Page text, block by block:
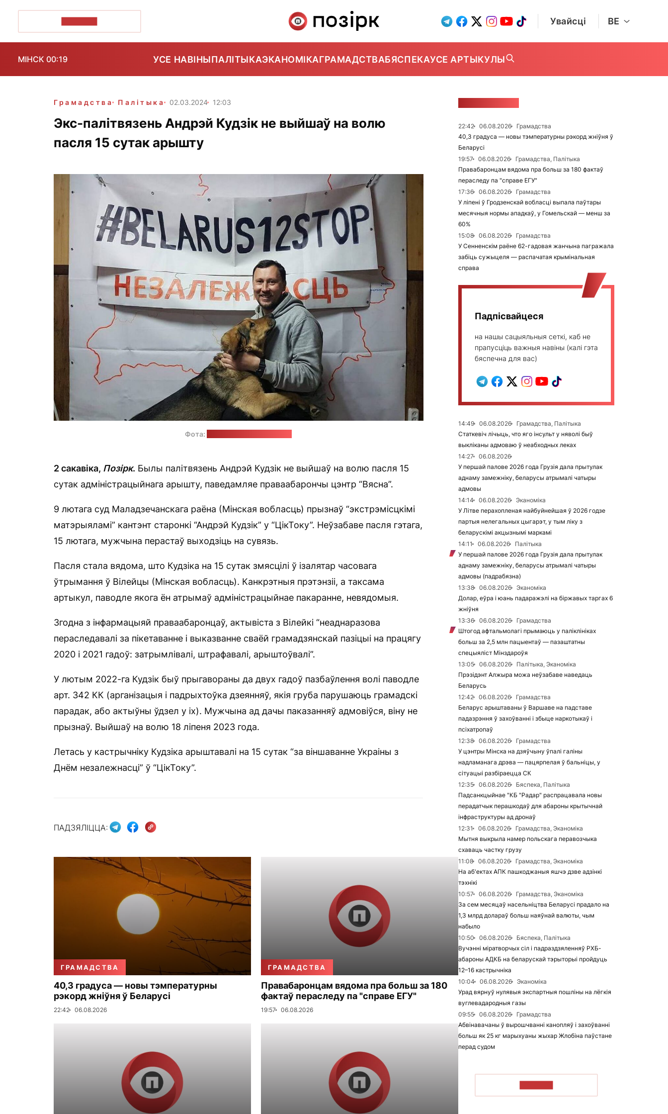
Увайсці BE
МІНСК 00:19 УСЕ НАВІНЫПАЛІТЫКАЭКАНОМІКАГРАМАДСТВАБЯСПЕКАУСЕ АРТЫКУЛЫ
Грамадства Палітыка 02.03.2024 12:03
Экс-палітвязень Андрэй Кудзік не выйшаў на волю
пасля 15 сутак арышту
Фота:
2 сакавіка, Позірк. Былы палітвязень Андрэй Кудзік не выйшаў на волю пасля 15
сутак адміністрацыйнага арышту, паведамляе праваабарончы цэнтр “Вясна”.
9 лютага суд Маладзечанскага раёна (Мінская вобласць) прызнаў “экстрэмісцкімі
матэрыяламі” кантэнт старонкі “Андрэй Кудзік” у “ЦікТоку”. Неўзабаве пасля гэтага,
15 лютага, мужчына перастаў выходзіць на сувязь.
Пасля стала вядома, што Кудзіка на 15 сутак змясцілі ў ізалятар часовага
ўтрымання ў Вілейцы (Мінская вобласць). Канкрэтныя прэтэнзіі, а таксама
артыкул, паводле якога ён атрымаў адміністрацыйнае пакаранне, невядомыя.
Згодна з інфармацыяй праваабаронцаў, актывіста з Вілейкі “неаднаразова
пераследавалі за пікетаванне і выказванне сваёй грамадзянскай пазіцыі на працягу
2020 і 2021 гадоў: затрымлівалі, штрафавалі, арыштоўвалі”.
У лютым 2022-га Кудзік быў прыгавораны да двух гадоў пазбаўлення волі паводле
арт. 342 КК (арганізацыя і падрыхтоўка дзеянняў, якія груба парушаюць грамадскі
парадак, або актыўны ўдзел у іх). Мужчына ад дачы паказанняў адмовіўся, віну не
прызнаў. Выйшаў на волю 18 ліпеня 2023 года.
Летась у кастрычніку Кудзіка арыштавалі на 15 сутак “за віншаванне Украіны з
Днём незалежнасці” ў “ЦікТоку”.
ПАДЗЯЛІЦЦА:
ГРАМАДСТВА
40,3 градуса — новы тэмпературны
рэкорд жніўня ў Беларусі
22:42 06.08.2026
ГРАМАДСТВА
Правабаронцам вядома пра больш за 180
фактаў пераследу па "справе ЕГУ"
19:57 06.08.2026
22:42 06.08.2026
Грамадства
40,3 градуса — новы тэмпературны рэкорд жніўня ў
Беларусі
19:57
06.08.2026
Грамадства, Палітыка
Правабаронцам вядома пра больш за 180 фактаў
пераследу па "справе ЕГУ"
17:36
06.08.2026
Грамадства
У ліпені ў Гродзенскай вобласці выпала паўтары
месячныя нормы ападкаў, у Гомельскай — менш за
60%
15:08
06.08.2026
Грамадства
У Сенненскім раёне 62-гадовая жанчына пагражала
забіць сужыцеля — распачатая крымінальная
справа
Падпісвайцеся
на нашы сацыяльныя сеткі, каб не
прапусціць важныя навіны (калі гэта
бяспечна для вас)
14:49 06.08.2026
Грамадства, Палітыка
Статкевіч лічыць, что яго інсульт у няволі быў
выкліканы адмоваю ў неабходных леках
14:27
06.08.2026
У першай палове 2026 года Грузія дала прытулак
аднаму замежніку, беларусы атрымалі чатыры
адмовы
14:14
06.08.2026
Эканоміка
У Літве перахопленая найбуйнейшая ў 2026 годзе
партыя нелегальных цыгарэт, у тым ліку з
беларускімі акцызнымі маркамі
14:11
06.08.2026
Палітыка
У першай палове 2026 года Грузія дала прытулак
аднаму замежніку, беларусы атрымалі чатыры
адмовы (падрабязна)
13:38
06.08.2026
Эканоміка
Долар, еўра і юань падаражэлі на біржавых таргах 6
жніўня
13:36
06.08.2026
Грамадства
Штогод афтальмолагі прымаюць у паліклініках
больш за 2,5 млн пацыентаў — пазаштатны
спецыяліст Мінздароўя
13:05
06.08.2026
Палітыка, Эканоміка
Прэзідэнт Алжыра можа неўзабаве наведаць
Беларусь
12:42
06.08.2026
Грамадства
Беларус арыштаваны ў Варшаве на падставе
падазрэння ў захоўванні і збыце наркотыкаў і
псіхатропаў
12:38
06.08.2026
Грамадства
У цэнтры Мінска на дзяўчыну ўпалі галіны
надламанага дрэва — пацярпелая ў бальніцы, у
сітуацыі разбіраецца СК
12:35
06.08.2026
Бяспека, Палітыка
Падсанкцыйнае "КБ "Радар" распрацавала новы
перадатчык перашкодаў для абароны крытычнай
інфраструктуры ад дронаў
12:31
06.08.2026
Грамадства, Эканоміка
Мытня выкрыла намер польскага перавозчыка
схаваць частку грузу
11:08
06.08.2026
Грамадства, Эканоміка
На аб'ектах АПК пашкоджаныя яшчэ дзве адзінкі
тэхнікі
10:57
06.08.2026
Грамадства, Эканоміка
За сем месяцаў насельніцтва Беларусі прадало на
1,3 млрд долараў больш наяўнай валюты, чым
набыло
10:50
06.08.2026
Бяспека, Палітыка
Вучэнні міратворчых сіл і падраздзяленняў РХБ-
абароны АДКБ на беларускай тэрыторыі пройдуць
12–16 кастрычніка
10:04
06.08.2026
Эканоміка
Урад вярнуў нулявыя экспартныя пошліны на лёгкія
вуглевадародныя газы
09:55
06.08.2026
Грамадства
Абвінавачаны ў вырошчванні канопляў і захоўванні
больш як 25 кг марыхуаны жыхар Жлобіна паўстане
перад судом